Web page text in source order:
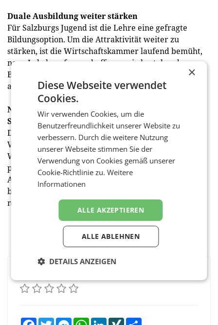
Duale Ausbildung weiter stärken
Für Salzburgs Jugend ist die Lehre eine gefragte
Bildungsoption. Um die Attraktivität weiter zu
stärken, ist die Wirtschaftskammer laufend bemüht,
neue Lehrberufe zu schaffen sowie bestehende
Berufsbilder an die aktuellen Erfordernisse
anzupassen.
Neue AMS-Zielvorgaben sind wichtiger erster
Schritt
Der Schwerpunkt auf die Vermittlung von
Vollzeitstellen und die übrigen von Arbeits- und
Wirtschaftsminister Martin Kocher gestern
präsentierten Zielvorgaben für das
Arbeitsmarktservice (AMS) werden von der WKS
begrüßt. Weitere Maßnahmen sind allerdings
notwendig. mehr
FacebookTwitter MessengerWhatsAppLinkedInXING
×
Diese Webseite verwendet
Cookies.
Wir verwenden Cookies, um die
Benutzerfreundlichkeit unserer Website zu
verbessern. Durch die weitere Nutzung
unserer Webseite stimmen Sie der
Verwendung von Cookies gemäß unserer
Cookie-Richtlinie zu.Weitere
Informationen
ALLE AKZEPTIEREN
ALLE ABLEHNEN
DETAILS ANZEIGEN